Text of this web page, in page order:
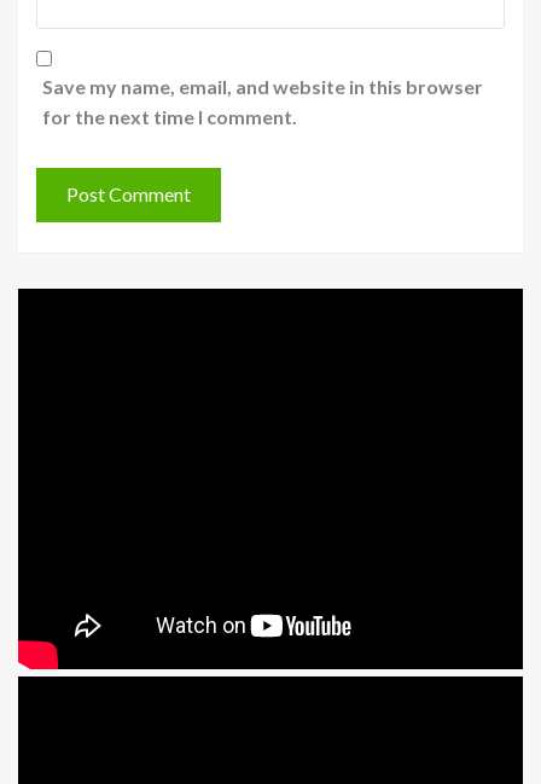
Save my name, email, and website in this browser
for the next time I comment.